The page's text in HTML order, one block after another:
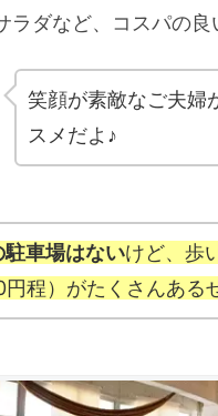
ラダなど、コスパの
笑顔が素敵なご夫婦
スメだよ♪
駐車場はないけど、歩
円程）がたくさんある